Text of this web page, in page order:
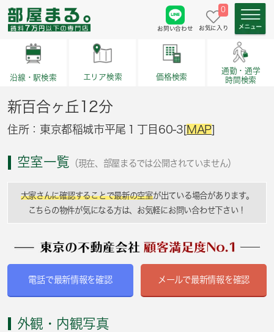
お問い合わせ
0
お気に入り
沿線・駅検索 エリア検索 価格検索
通勤・通学
時間検索
新百合ヶ丘12分
住所：東京都稲城市平尾１丁目60-3[MAP]
空室一覧 （現在、部屋まるでは公開されていません）
大家さんに確認することで最新の空室が出ている場合があります。
こちらの物件が気になる方は、お気軽にお問い合わせ下さい！
電話で最新情報を確認 メールで最新情報を確認
外観・内観写真